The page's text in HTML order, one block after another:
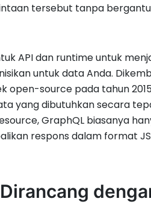
tersebut tanpa
API dan runtime untuk
untuk data Anda.
open-source pada tahun
yang dibutuhkan secara
GraphQL biasanya
respons dalam format